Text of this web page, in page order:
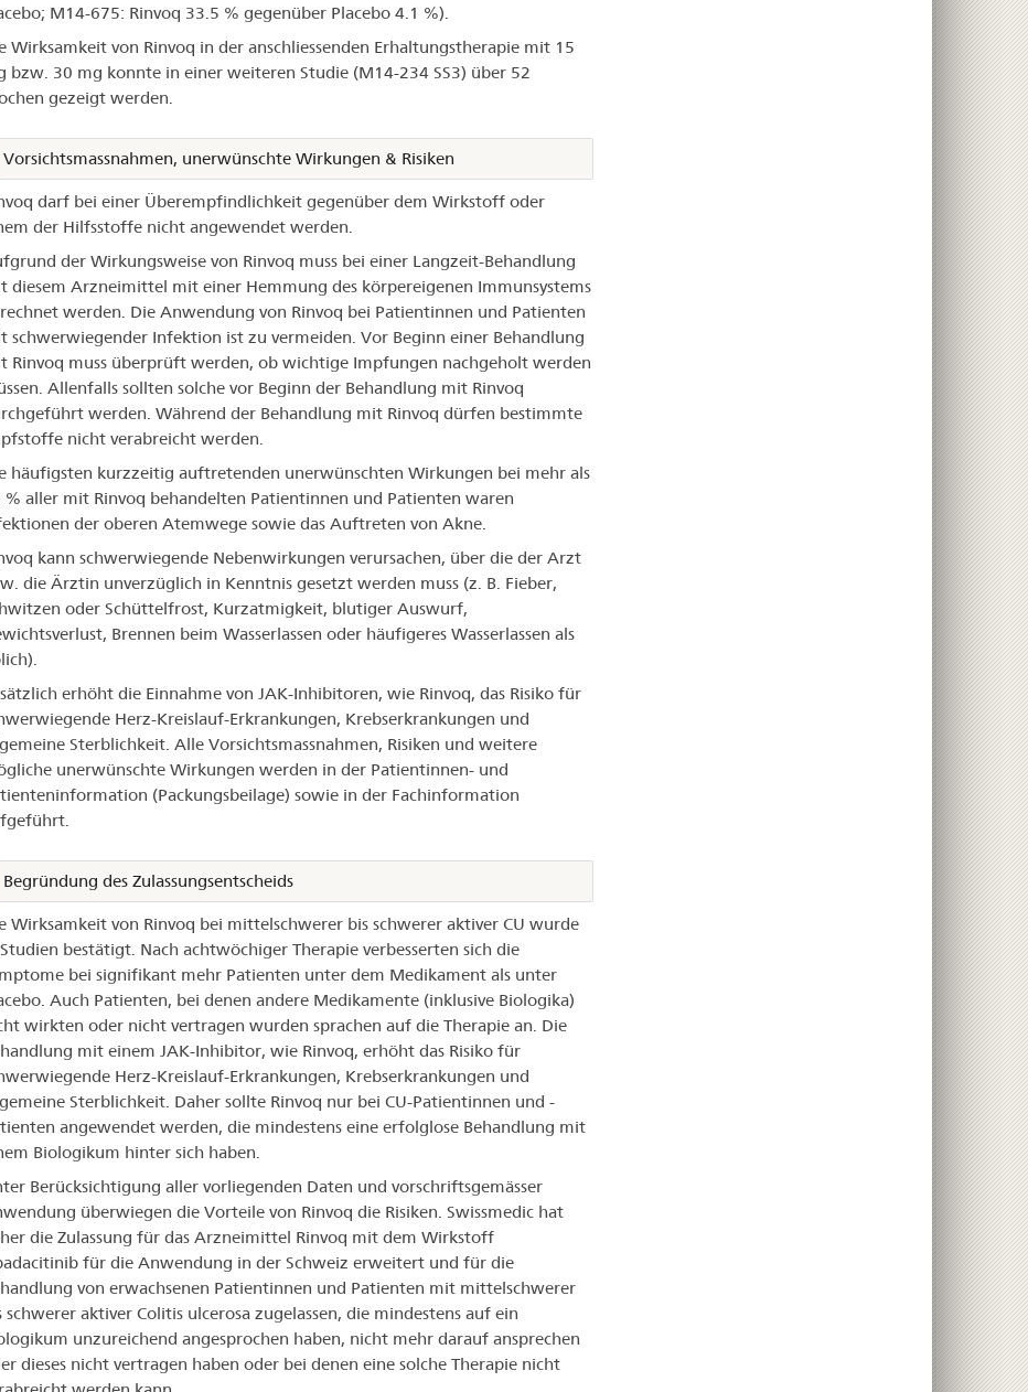
M14-675: Rinvoq 33.5 % gegenüber Placebo 4.1 %).
Wirksamkeit von Rinvoq in der anschliessenden Erhaltungstherapie mit 15
bzw. 30 mg konnte in einer weiteren Studie (M14-234 SS3) über 52
gezeigt werden.
Vorsichtsmassnahmen, unerwünschte Wirkungen & Risiken
darf bei einer Überempfindlichkeit gegenüber dem Wirkstoff oder
der Hilfsstoffe nicht angewendet werden.
der Wirkungsweise von Rinvoq muss bei einer Langzeit-Behandlung
diesem Arzneimittel mit einer Hemmung des körpereigenen Immunsystems
werden. Die Anwendung von Rinvoq bei Patientinnen und Patienten
schwerwiegender Infektion ist zu vermeiden. Vor Beginn einer Behandlung
Rinvoq muss überprüft werden, ob wichtige Impfungen nachgeholt werden
Allenfalls sollten solche vor Beginn der Behandlung mit Rinvoq
werden. Während der Behandlung mit Rinvoq dürfen bestimmte
nicht verabreicht werden.
häufigsten kurzzeitig auftretenden unerwünschten Wirkungen bei mehr als
% aller mit Rinvoq behandelten Patientinnen und Patienten waren
der oberen Atemwege sowie das Auftreten von Akne.
kann schwerwiegende Nebenwirkungen verursachen, über die der Arzt
die Ärztin unverzüglich in Kenntnis gesetzt werden muss (z. B. Fieber,
oder Schüttelfrost, Kurzatmigkeit, blutiger Auswurf,
Brennen beim Wasserlassen oder häufigeres Wasserlassen als
erhöht die Einnahme von JAK-Inhibitoren, wie Rinvoq, das Risiko für
Herz-Kreislauf-Erkrankungen, Krebserkrankungen und
Sterblichkeit. Alle Vorsichtsmassnahmen, Risiken und weitere
unerwünschte Wirkungen werden in der Patientinnen- und
(Packungsbeilage) sowie in der Fachinformation
Begründung des Zulassungsentscheids
Wirksamkeit von Rinvoq bei mittelschwerer bis schwerer aktiver CU wurde
bestätigt. Nach achtwöchiger Therapie verbesserten sich die
bei signifikant mehr Patienten unter dem Medikament als unter
Auch Patienten, bei denen andere Medikamente (inklusive Biologika)
wirkten oder nicht vertragen wurden sprachen auf die Therapie an. Die
mit einem JAK-Inhibitor, wie Rinvoq, erhöht das Risiko für
Herz-Kreislauf-Erkrankungen, Krebserkrankungen und
Sterblichkeit. Daher sollte Rinvoq nur bei CU-Patientinnen und -
angewendet werden, die mindestens eine erfolglose Behandlung mit
Biologikum hinter sich haben.
Berücksichtigung aller vorliegenden Daten und vorschriftsgemässer
überwiegen die Vorteile von Rinvoq die Risiken. Swissmedic hat
die Zulassung für das Arzneimittel Rinvoq mit dem Wirkstoff
für die Anwendung in der Schweiz erweitert und für die
von erwachsenen Patientinnen und Patienten mit mittelschwerer
schwerer aktiver Colitis ulcerosa zugelassen, die mindestens auf ein
unzureichend angesprochen haben, nicht mehr darauf ansprechen
dieses nicht vertragen haben oder bei denen eine solche Therapie nicht